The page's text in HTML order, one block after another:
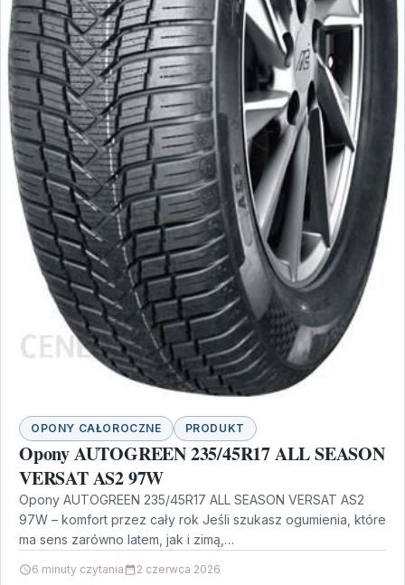
OPONY CAŁOROCZNE PRODUKT
Opony AUTOGREEN 235/45R17 ALL SEASON
VERSAT AS2 97W
Opony AUTOGREEN 235/45R17 ALL SEASON VERSAT AS2
97W – komfort przez cały rok Jeśli szukasz ogumienia, które
ma sens zarówno latem, jak i zimą,…
6 minuty czytania 2 czerwca 2026